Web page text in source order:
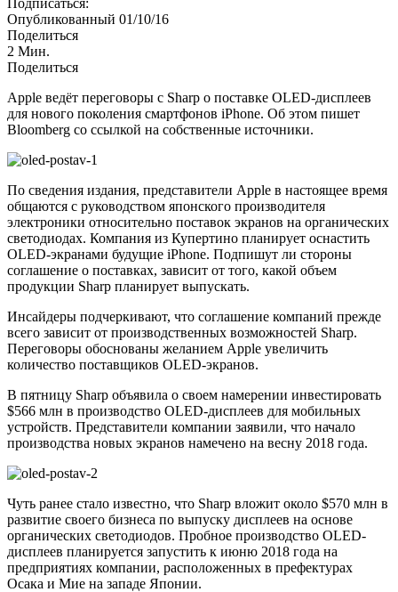
Опубликованный 01/10/16
Поделиться
2 Мин.
Поделиться
Apple ведёт переговоры с Sharp о поставке OLED-дисплеев
для нового поколения смартфонов iPhone. Об этом пишет
Bloomberg со ссылкой на собственные источники.
По сведения издания, представители Apple в настоящее время
общаются с руководством японского производителя
электроники относительно поставок экранов на органических
светодиодах. Компания из Купертино планирует оснастить
OLED-экранами будущие iPhone. Подпишут ли стороны
соглашение о поставках, зависит от того, какой объем
продукции Sharp планирует выпускать.
Инсайдеры подчеркивают, что соглашение компаний прежде
всего зависит от производственных возможностей Sharp.
Переговоры обоснованы желанием Apple увеличить
количество поставщиков OLED-экранов.
В пятницу Sharp объявила о своем намерении инвестировать
$566 млн в производство OLED-дисплеев для мобильных
устройств. Представители компании заявили, что начало
производства новых экранов намечено на весну 2018 года.
Чуть ранее стало известно, что Sharp вложит около $570 млн в
развитие своего бизнеса по выпуску дисплеев на основе
органических светодиодов. Пробное производство OLED-
дисплеев планируется запустить к июню 2018 года на
предприятиях компании, расположенных в префектурах
Осака и Мие на западе Японии.